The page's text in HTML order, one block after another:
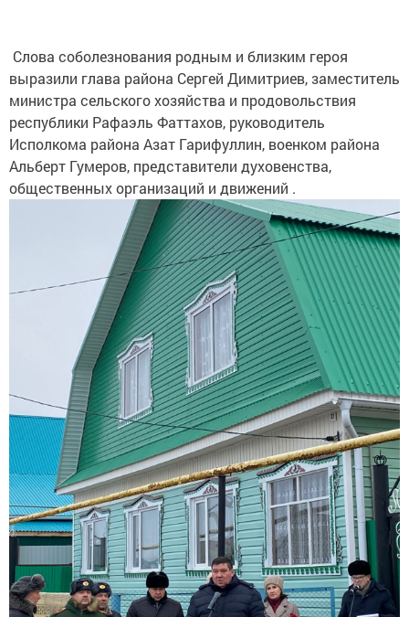
Слова соболезнования родным и близким героя
выразили глава района Сергей Димитриев, заместитель
министра сельского хозяйства и продовольствия
республики Рафаэль Фаттахов, руководитель
Исполкома района Азат Гарифуллин, военком района
Альберт Гумеров, представители духовенства,
общественных организаций и движений .